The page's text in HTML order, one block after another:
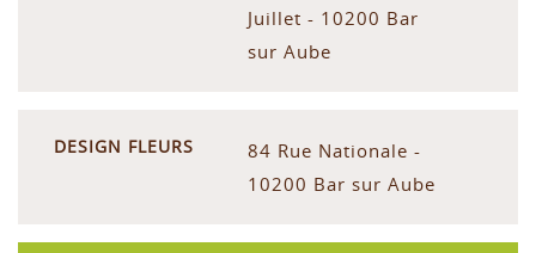
Juillet - 10200 Bar
sur Aube
DESIGN FLEURS
84 Rue Nationale -
10200 Bar sur Aube